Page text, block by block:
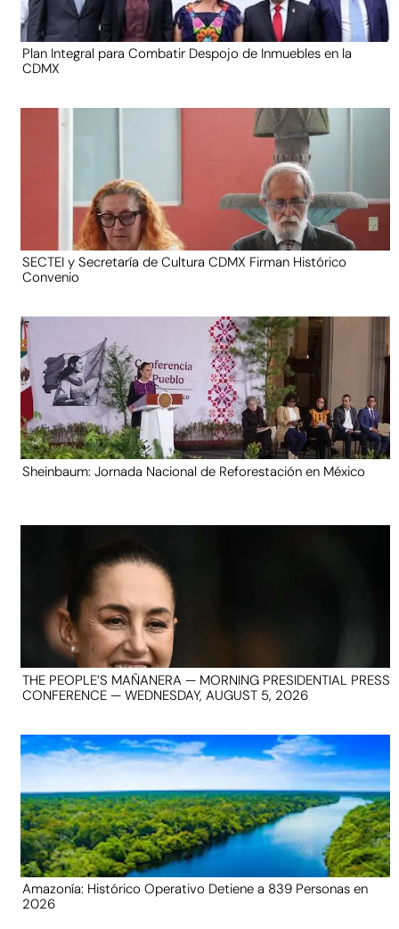
Plan Integral para Combatir Despojo de Inmuebles en la
CDMX
SECTEI y Secretaría de Cultura CDMX Firman Histórico
Convenio
Sheinbaum: Jornada Nacional de Reforestación en México
THE PEOPLE’S MAÑANERA — MORNING PRESIDENTIAL PRESS
CONFERENCE — WEDNESDAY, AUGUST 5, 2026
Amazonía: Histórico Operativo Detiene a 839 Personas en
2026